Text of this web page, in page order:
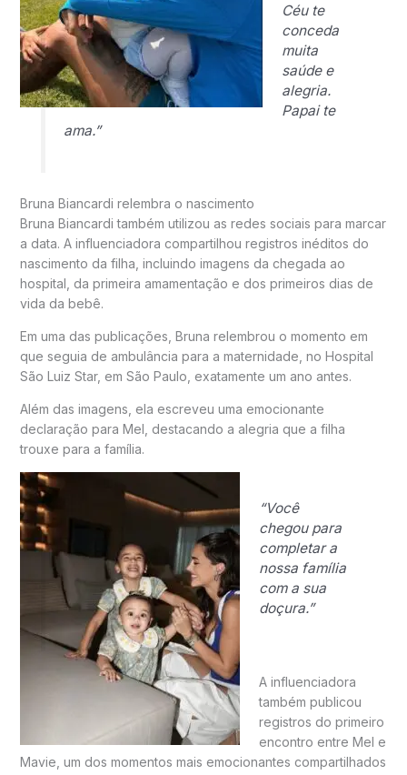
Céu te
conceda
muita
saúde e
alegria.
Papai te
ama.”
Bruna Biancardi relembra o nascimento
Bruna Biancardi também utilizou as redes sociais para marcar
a data. A influenciadora compartilhou registros inéditos do
nascimento da filha, incluindo imagens da chegada ao
hospital, da primeira amamentação e dos primeiros dias de
vida da bebê.
Em uma das publicações, Bruna relembrou o momento em
que seguia de ambulância para a maternidade, no Hospital
São Luiz Star, em São Paulo, exatamente um ano antes.
Além das imagens, ela escreveu uma emocionante
declaração para Mel, destacando a alegria que a filha
trouxe para a família.
“Você
chegou para
completar a
nossa família
com a sua
doçura.”
A influenciadora
também publicou
registros do primeiro
encontro entre Mel e
Mavie, um dos momentos mais emocionantes compartilhados